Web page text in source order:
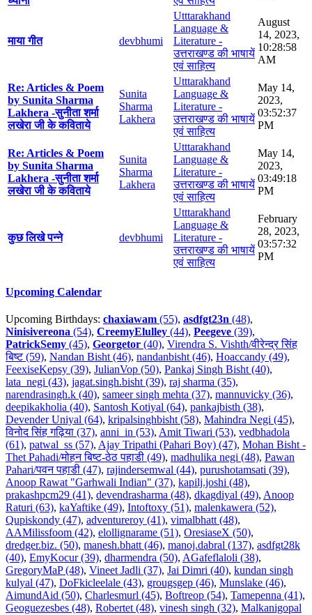
माया गीत devbhumi
Utttarakhand
Language &
Literature -
उत्तराखण्ड की भाषायें
एवं साहित्य
August
14, 2023,
10:28:58
AM
Re: Articles & Poem
by Sunita Sharma
Lakhera -सुनीता शर्मा
लखेरा जी के कविताये
Sunita
Sharma
Lakhera
Utttarakhand
Language &
Literature -
उत्तराखण्ड की भाषायें
एवं साहित्य
May 14,
2023,
03:52:37
PM
Re: Articles & Poem
by Sunita Sharma
Lakhera -सुनीता शर्मा
लखेरा जी के कविताये
Sunita
Sharma
Lakhera
Utttarakhand
Language &
Literature -
उत्तराखण्ड की भाषायें
एवं साहित्य
May 14,
2023,
03:49:18
PM
कुछ लिखे पन्ने devbhumi
Utttarakhand
Language &
Literature -
उत्तराखण्ड की भाषायें
एवं साहित्य
February
28, 2023,
03:57:32
PM
Upcoming Calendar
Upcoming Birthdays: chaxiawam (55), asdfgt23n (48),
Ninisivereona (54), CreemyElulley (44), Peegeve (39),
PatrickSemy (45), Georgetor (40), Virendra S. Vishth/वीरेन्द्र सिंह
बिष्ट (59), Nandan Bisht (46), nandanbisht (46), Hoaccandy (49),
FeexiseKepsy (39), JulianVop (50), Pankaj Singh Bisht (40),
lata_negi (43), jagat.singh.bisht (39), raj sharma (35),
narendrasingh.k (40), sameer singh mehta (37), mannuvicky (36),
deepikakholia (40), Santosh Kotiyal (64), pankajbisth (38),
Devender Uniyal (64), kripalsinghbisht (58), Mahindra Negi (45),
विनोद सिंह गढ़िया (37), anni_in (53), Amit Tiwari (53), vedbhadola
(61), patwal_ss (57), Ajay Tripathi (Pahari Boy) (47), Mohan Bisht -
Thet Pahadi/मोहन बिष्ट-ठेठ पहाडी (49), madhulika negi (48), Pawan
Pahari/पवन पहाडी (47), rajindersemwal (44), purushotamsati (39),
Anoop Rawat "Garhwali Indian" (37), kapilj.joshi (48),
prakashpcm29 (41), devendrasharma (48), dkagdiyal (49), Anoop
Raturi (63), kaYaftike (49), Intoftoxy (51), malenkawera (52),
Qupiskondy (47), adventureroy (41), vimalbhatt (48),
AAMilissfoom (42), elollignarame (51), OresiaseX (50),
dredger.biz. (50), manesh.bhatt (46), manoj.dabral (137), asdfgt28k
(40), EmyKocur (39), dharmendra (50), AGafeflaloli (38),
GregoryMaP (48), Vineet Jadli (37), Jai Dimri (40), kundan singh
kulyal (47), DoFkicleelale (43), grougsgep (46), Munslake (46),
AimundAid (50), Charlesmurl (45), Boftreop (54), Tamepenna (41),
Geoguezesbes (48), Robertet (48), vinesh singh (32), Malkanigopal